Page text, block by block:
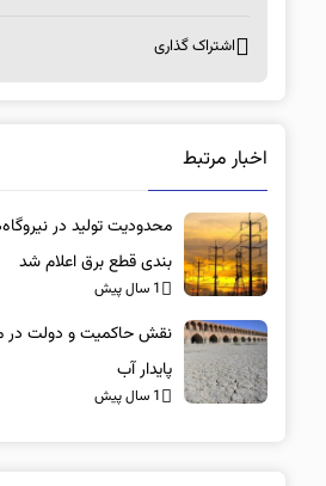
اشتراک گذاری
اخبار مرتبط
محدودیت تولید در
بندی قطع برق اعلام شد
1 سال پیش
نقش حاکمیت و دولت در
پایدار آب
1 سال پیش